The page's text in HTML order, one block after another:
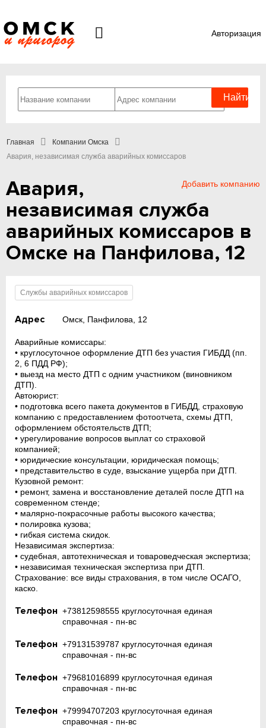
Авторизация
Главная
Компании Омска
Авария, независимая служба аварийных комиссаров
Добавить компанию
Авария,
независимая служба
аварийных комиссаров в
Омске на Панфилова, 12
Службы аварийных комиссаров
Адрес Омск, Панфилова, 12
Аварийные комиссары:
• круглосуточное оформление ДТП без участия ГИБДД (пп.
2, 6 ПДД РФ);
• выезд на место ДТП с одним участником (виновником
ДТП).
Автоюрист:
• подготовка всего пакета документов в ГИБДД, страховую
компанию с предоставлением фотоотчета, схемы ДТП,
оформлением обстоятельств ДТП;
• урегулирование вопросов выплат со страховой
компанией;
• юридические консультации, юридическая помощь;
• представительство в суде, взыскание ущерба при ДТП.
Кузовной ремонт:
• ремонт, замена и восстановление деталей после ДТП на
современном стенде;
• малярно-покрасочные работы высокого качества;
• полировка кузова;
• гибкая система скидок.
Независимая экспертиза:
• судебная, автотехническая и товароведческая экспертиза;
• независимая техническая экспертиза при ДТП.
Страхование: все виды страхования, в том числе ОСАГО,
каско.
Телефон +73812598555 круглосуточная единая
справочная - пн-вс
Телефон +79131539787 круглосуточная единая
справочная - пн-вс
Телефон +79681016899 круглосуточная единая
справочная - пн-вс
Телефон +79994707203 круглосуточная единая
справочная - пн-вс